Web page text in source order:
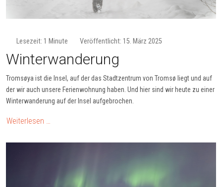
Lesezeit: 1 Minute Veröffentlicht: 15. März 2025
Winterwanderung
Tromsøya ist die Insel, auf der das Stadtzentrum von Tromsø liegt und auf
der wir auch unsere Ferienwohnung haben. Und hier sind wir heute zu einer
Winterwanderung auf der Insel aufgebrochen.
Weiterlesen …